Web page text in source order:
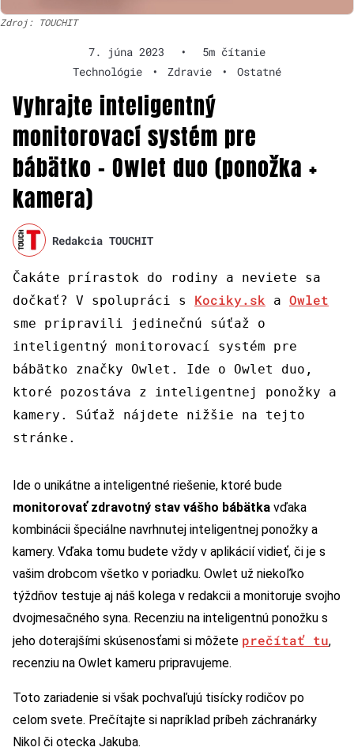
Zdroj: TOUCHIT
7. júna 2023 •
5m čítanie
Technológie
• Zdravie • Ostatné
Vyhrajte inteligentný
monitorovací systém pre
bábätko – Owlet duo (ponožka +
kamera)
Redakcia TOUCHIT
Čakáte prírastok do rodiny a neviete sa
dočkať? V spolupráci s Kociky.sk a Owlet
sme pripravili jedinečnú súťaž o
inteligentný monitorovací systém pre
bábätko značky Owlet. Ide o Owlet duo,
ktoré pozostáva z inteligentnej ponožky a
kamery. Súťaž nájdete nižšie na tejto
stránke.
Ide o unikátne a inteligentné riešenie, ktoré bude
monitorovať zdravotný stav vášho bábätka vďaka
kombinácii špeciálne navrhnutej inteligentnej ponožky a
kamery. Vďaka tomu budete vždy v aplikácií vidieť, či je s
vašim drobcom všetko v poriadku. Owlet už niekoľko
týždňov testuje aj náš kolega v redakcii a monitoruje svojho
dvojmesačného syna. Recenziu na inteligentnú ponožku s
jeho doterajšími skúsenosťami si môžete prečítať tu,
recenziu na Owlet kameru pripravujeme.
Toto zariadenie si však pochvaľujú tisícky rodičov po
celom svete. Prečítajte si napríklad príbeh záchranárky
Nikol či otecka Jakuba.